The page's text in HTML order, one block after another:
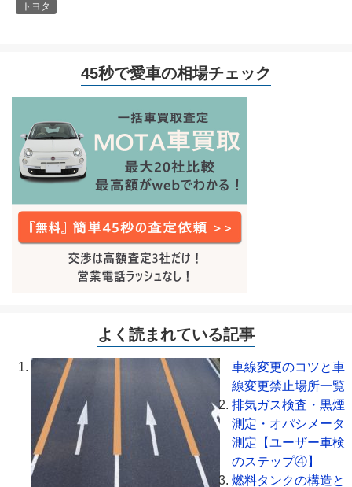
トヨタ
45秒で愛車の相場チェック
よく読まれている記事
車線変更のコツと車
線変更禁止場所一覧
排気ガス検査・黒煙
測定・オパシメータ
測定【ユーザー車検
のステップ④】
燃料タンクの構造と